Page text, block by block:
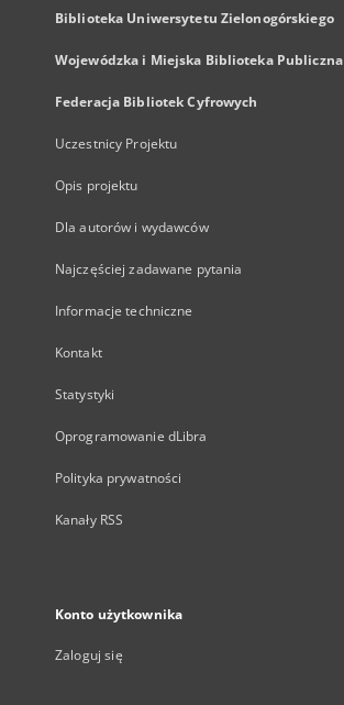
Biblioteka Uniwersytetu Zielonogórskiego
Wojewódzka i Miejska Biblioteka Publiczna
Federacja Bibliotek Cyfrowych
Uczestnicy Projektu
Opis projektu
Dla autorów i wydawców
Najczęściej zadawane pytania
Informacje techniczne
Kontakt
Statystyki
Oprogramowanie dLibra
Polityka prywatności
Kanały RSS
Konto użytkownika
Zaloguj się